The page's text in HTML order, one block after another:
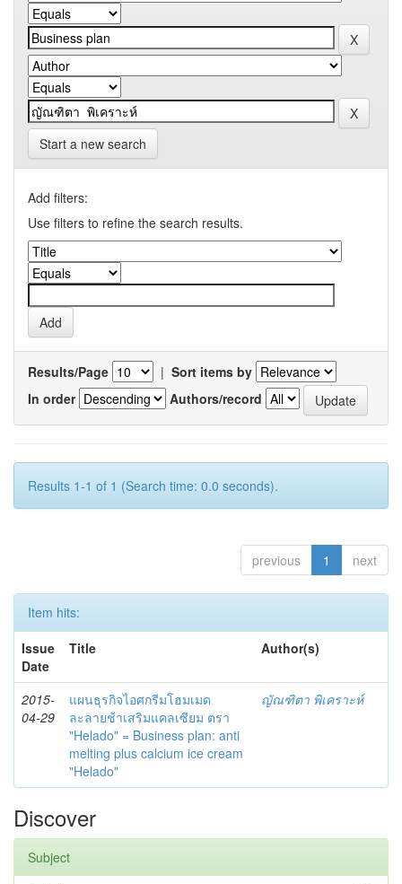
Start a new search
Add filters:
Use filters to refine the search results.
Results/Page | Sort items by
In order
Authors/record
Results 1-1 of 1 (Search time: 0.0 seconds).
previous 1 next
Item hits:
Issue
Date
Title Author(s)
2015-
04-29
แผนธุรกิจไอศกรีมโฮมเมด
ละลายช้าเสริมแคลเซียม ตรา
"Helado" = Business plan: anti
melting plus calcium ice cream
"Helado"
ญัณฑิตา พิเคราะห์
Discover
Subject